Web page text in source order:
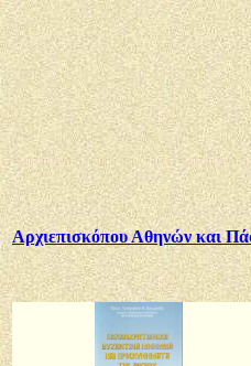
Αρχιεπισκόπου Αθηνών και